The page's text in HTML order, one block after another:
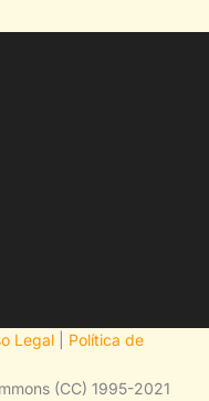
Legal
Política de
(CC) 1995-2021